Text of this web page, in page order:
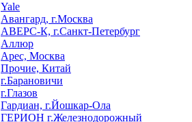
Yale
Авангард, г.Москва
АВЕРС-К, г.Санкт-Петербург
Аллюр
Арес, Москва
Прочие, Китай
г.Барановичи
г.Глазов
Гардиан, г.Йошкар-Ола
ГЕРИОН г.Железнодорожный